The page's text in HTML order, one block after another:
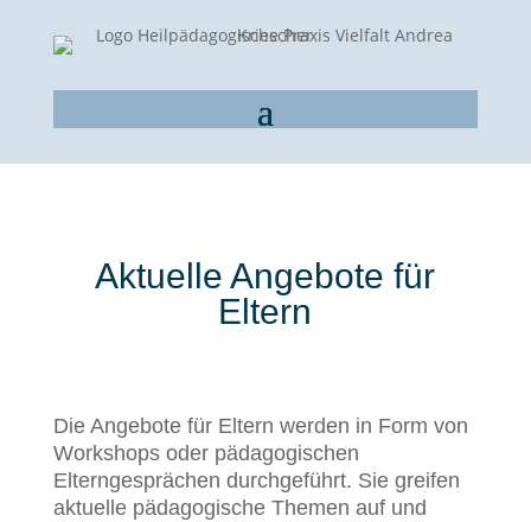
Aktuelle Angebote für
Eltern
Die Angebote für Eltern werden in Form von
Workshops oder pädagogischen
Elterngesprächen durchgeführt. Sie greifen
aktuelle pädagogische Themen auf und